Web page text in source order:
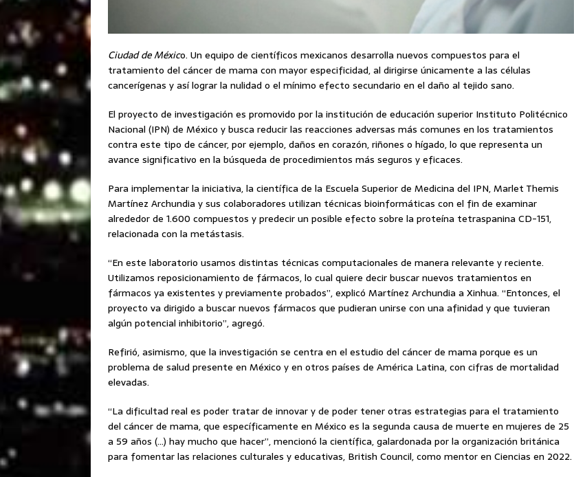
Ciudad de México. Un equipo de científicos mexicanos desarrolla nuevos compuestos para el
tratamiento del cáncer de mama con mayor especificidad, al dirigirse únicamente a las células
cancerígenas y así lograr la nulidad o el mínimo efecto secundario en el daño al tejido sano.
El proyecto de investigación es promovido por la institución de educación superior Instituto Politécnico
Nacional (IPN) de México y busca reducir las reacciones adversas más comunes en los tratamientos
contra este tipo de cáncer, por ejemplo, daños en corazón, riñones o hígado, lo que representa un
avance significativo en la búsqueda de procedimientos más seguros y eficaces.
Para implementar la iniciativa, la científica de la Escuela Superior de Medicina del IPN, Marlet Themis
Martínez Archundia y sus colaboradores utilizan técnicas bioinformáticas con el fin de examinar
alrededor de 1.600 compuestos y predecir un posible efecto sobre la proteína tetraspanina CD-151,
relacionada con la metástasis.
“En este laboratorio usamos distintas técnicas computacionales de manera relevante y reciente.
Utilizamos reposicionamiento de fármacos, lo cual quiere decir buscar nuevos tratamientos en
fármacos ya existentes y previamente probados”, explicó Martínez Archundia a Xinhua. “Entonces, el
proyecto va dirigido a buscar nuevos fármacos que pudieran unirse con una afinidad y que tuvieran
algún potencial inhibitorio”, agregó.
Refirió, asimismo, que la investigación se centra en el estudio del cáncer de mama porque es un
problema de salud presente en México y en otros países de América Latina, con cifras de mortalidad
elevadas.
“La dificultad real es poder tratar de innovar y de poder tener otras estrategias para el tratamiento
del cáncer de mama, que específicamente en México es la segunda causa de muerte en mujeres de 25
a 59 años (…) hay mucho que hacer”, mencionó la científica, galardonada por la organización británica
para fomentar las relaciones culturales y educativas, British Council, como mentor en Ciencias en 2022.